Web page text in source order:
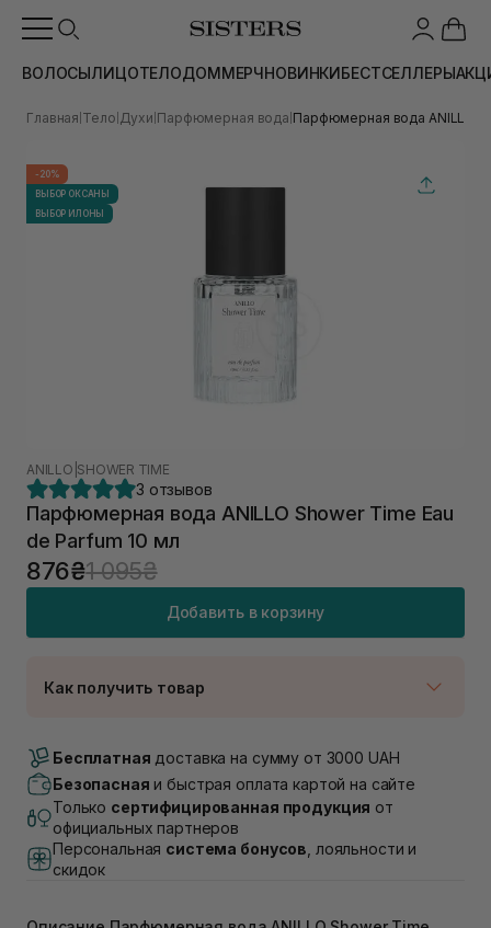
ВОЛОСЫЛИЦОТЕЛОДОММЕРЧНОВИНКИБЕСТСЕЛЛЕРЫ
Главная Тело Духи Парфюмерная вода Парфюмерная вода ANILLO
-20%
ВЫБОР ОКСАНЫ
ВЫБОР ИЛОНЫ
ANILLO SHOWER TIME
3 отзывов
Парфюмерная вода ANILLO Shower Time Eau
de Parfum 10 мл
876₴1 095₴
Добавить в корзину
Как получить товар
В наличии
Самовывоз г. Луцк, Винниченка 4
Самовывоз г. Львов, ул. Академика Подстригача,
1В (Duck's Lake)
Бесплатная доставка на сумму от 3000 UAH
Безопасная и быстрая оплата картой на сайте
Только сертифицированная продукция от
официальных партнеров
Персональная система бонусов , лояльности и
скидок